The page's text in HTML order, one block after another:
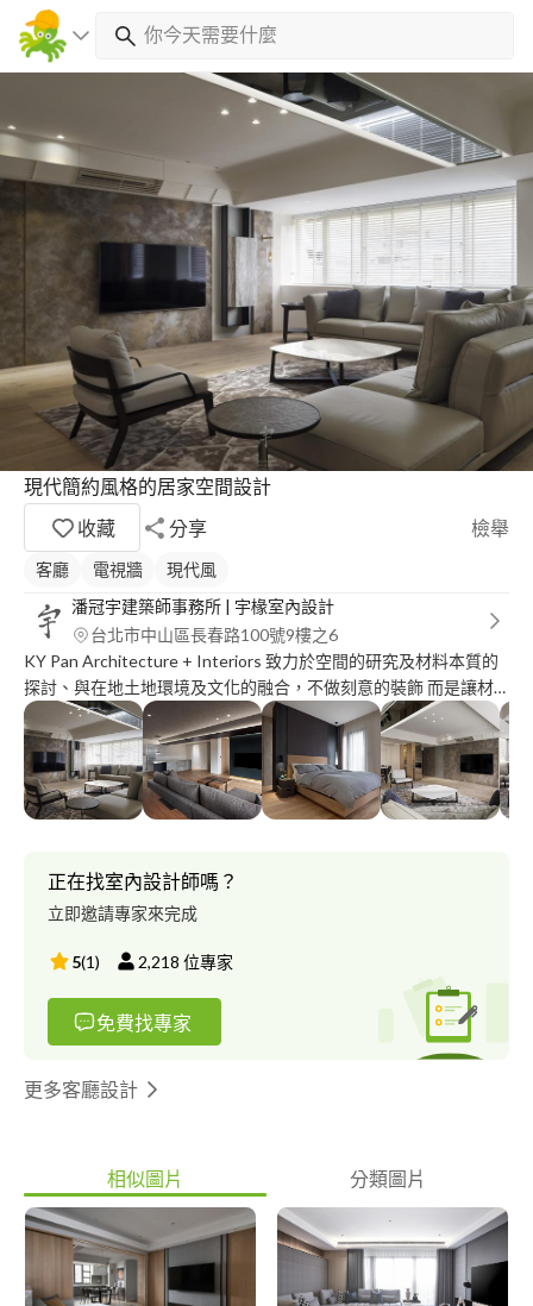
現代簡約風格的居家空間設計
收藏
分享 檢舉
客廳 電視牆
現代風
潘冠宇建築師事務所 | 宇椽室內設計
台北市中山區長春路100號9樓之6
KY Pan Architecture + Interiors 致力於空間的研究及材料本質的
探討、與在地土地環境及文化的融合，不做刻意的裝飾 而是讓材
料及所形塑的空間來說話~ 建築師及設計師提供專業的設計規劃，
風格、美學建議及法規、結構、施工細節及施工許可申請...等專業
服務~
正在找室內設計師嗎？
立即邀請專家來完成
5(1) 2,218 位專家
免費找專家
更多客廳設計
相似圖片 分類圖片